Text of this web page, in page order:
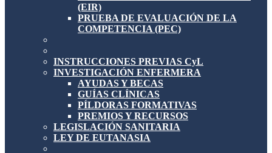
(EIR)
PRUEBA DE EVALUACIÓN DE LA
COMPETENCIA (PEC)
INSTRUCCIONES PREVIAS CyL
INVESTIGACIÓN ENFERMERA
AYUDAS Y BECAS
GUÍAS CLÍNICAS
PÍLDORAS FORMATIVAS
PREMIOS Y RECURSOS
LEGISLACIÓN SANITARIA
LEY DE EUTANASIA